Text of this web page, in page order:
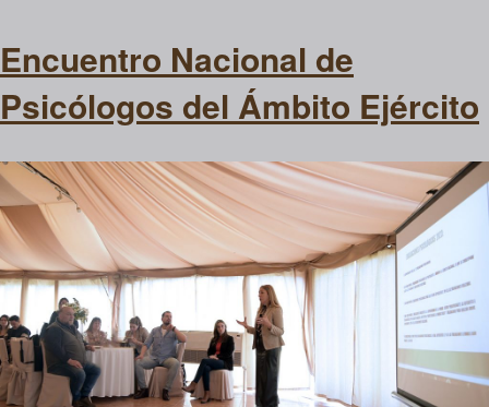
Encuentro Nacional de
Psicólogos del Ámbito Ejército